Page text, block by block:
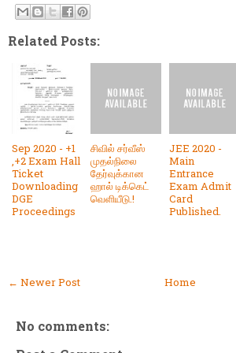
Related Posts:
Sep 2020 - +1
,+2 Exam Hall
Ticket
Downloading
DGE
Proceedings
சிவில் சர்வீஸ்
முதல்நிலை
தேர்வுக்கான
ஹால் டிக்கெட்
வெளியீடு.!
JEE 2020 -
Main
Entrance
Exam Admit
Card
Published.
← Newer Post Home
No comments: